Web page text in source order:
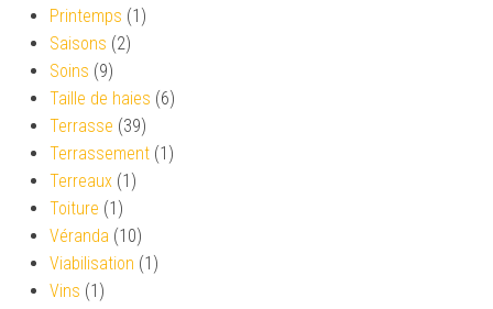
Printemps (1)
Saisons (2)
Soins (9)
Taille de haies (6)
Terrasse (39)
Terrassement (1)
Terreaux (1)
Toiture (1)
Véranda (10)
Viabilisation (1)
Vins (1)